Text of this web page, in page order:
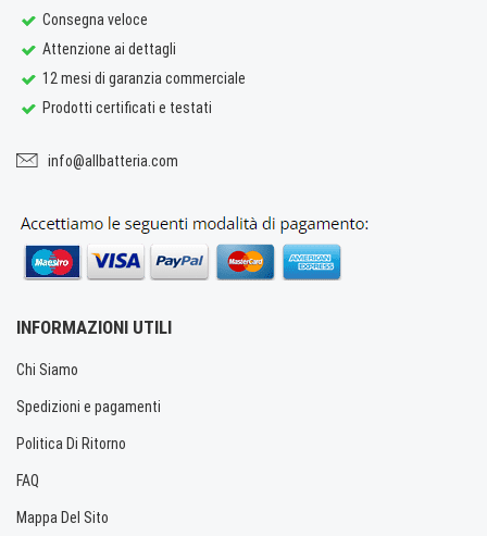
Consegna veloce
Attenzione ai dettagli
12 mesi di garanzia commerciale
Prodotti certificati e testati
info@allbatteria.com
INFORMAZIONI UTILI
Chi Siamo
Spedizioni e pagamenti
Politica Di Ritorno
FAQ
Mappa Del Sito